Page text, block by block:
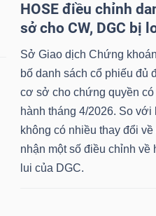
HOSE điều chỉnh
sở cho CW, DGC bị
Sở Giao dịch Chứng
bố danh sách cổ phiếu đủ
cơ sở cho chứng quyền có
hành tháng 4/2026. So
không có nhiều thay đổi
nhận một số điều chỉnh
lui của DGC.